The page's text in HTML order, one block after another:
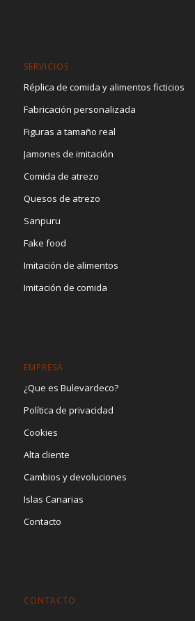
SERVICIOS
Réplica de comida y alimentos ficticios
Fabricación personalizada
Figuras a tamaño real
Jamones de imitación
Comida de atrezo
Quesos de atrezo
Sanpuru
Fake food
Imitación de alimentos
Imitación de comida
EMPRESA
¿Que es Bulevardeco?
Política de privacidad
Cookies
Alta cliente
Cambios y devoluciones
Islas Canarias
Contacto
CONTACTO